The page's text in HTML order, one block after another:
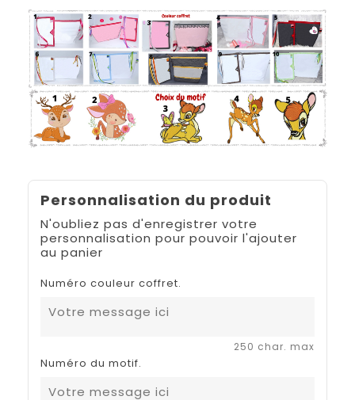
Personnalisation du produit
N'oubliez pas d'enregistrer votre
personnalisation pour pouvoir l'ajouter
au panier
Numéro couleur coffret.
250 char. max
Numéro du motif.